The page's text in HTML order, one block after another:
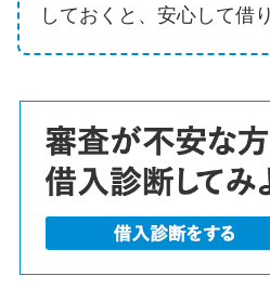
しておくと、安心して借